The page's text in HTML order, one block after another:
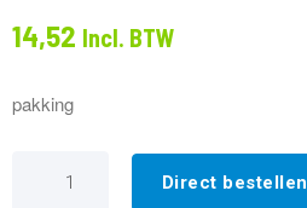
14,52 Incl. BTW
pakking
Packing
Direct bestellen